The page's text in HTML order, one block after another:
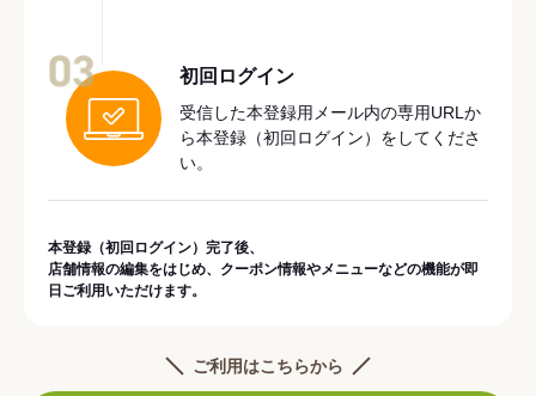
初回ログイン
受信した本登録用メール内の専用URLか
ら本登録（初回ログイン）をしてくださ
い。
本登録（初回ログイン）完了後、
店舗情報の編集をはじめ、クーポン情報やメニューなどの機能が即
日ご利用いただけます。
ご利用はこちらから